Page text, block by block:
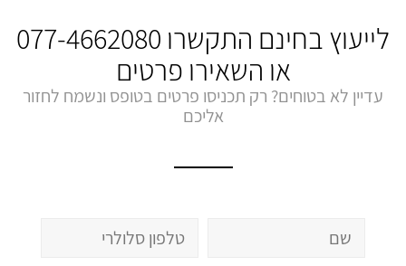
לייעוץ בחינם התקשרו 077-4662080
או השאירו פרטים
עדיין לא בטוחים? רק תכניסו פרטים בטופס ונשמח לחזור
אליכם